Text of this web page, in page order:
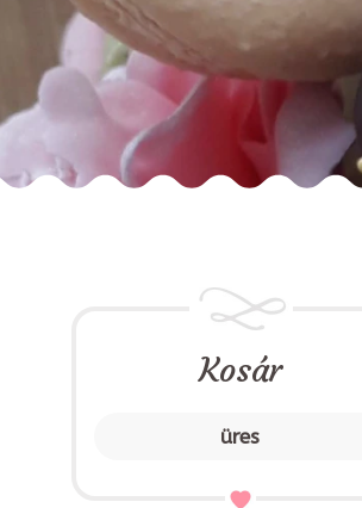
Kosár
üres